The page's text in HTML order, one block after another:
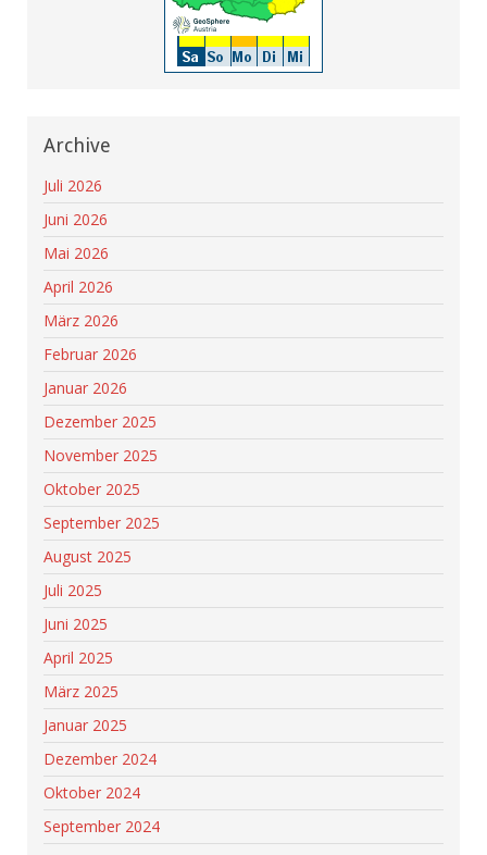
Archive
Juli 2026
Juni 2026
Mai 2026
April 2026
März 2026
Februar 2026
Januar 2026
Dezember 2025
November 2025
Oktober 2025
September 2025
August 2025
Juli 2025
Juni 2025
April 2025
März 2025
Januar 2025
Dezember 2024
Oktober 2024
September 2024